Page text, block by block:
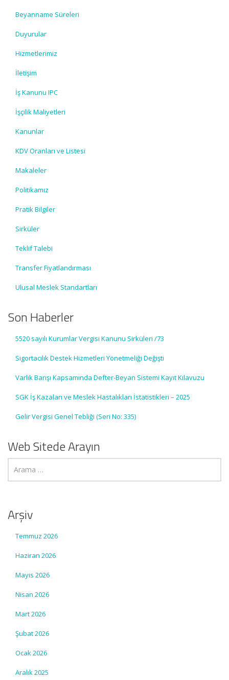
Beyanname Süreleri
Duyurular
Hizmetlerimiz
İletişim
İş Kanunu IPC
İşçilik Maliyetleri
Kanunlar
KDV Oranları ve Listesi
Makaleler
Politikamız
Pratik Bilgiler
Sirküler
Teklif Talebi
Transfer Fiyatlandırması
Ulusal Meslek Standartları
Son Haberler
5520 sayılı Kurumlar Vergisi Kanunu Sirküleri /73
Sigortacılık Destek Hizmetleri Yönetmeliği Değişti
Varlık Barışı Kapsamında Defter-Beyan Sistemi Kayıt Kılavuzu
SGK İş Kazaları ve Meslek Hastalıkları İstatistikleri – 2025
Gelir Vergisi Genel Tebliği (Seri No: 335)
Web Sitede Arayın
Arşiv
Temmuz 2026
Haziran 2026
Mayıs 2026
Nisan 2026
Mart 2026
Şubat 2026
Ocak 2026
Aralık 2025